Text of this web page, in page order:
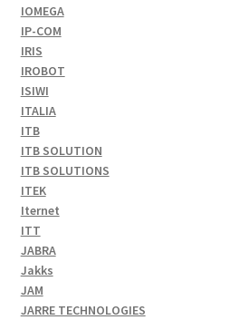
IOMEGA
IP-COM
IRIS
IROBOT
ISIWI
ITALIA
ITB
ITB SOLUTION
ITB SOLUTIONS
ITEK
Iternet
ITT
JABRA
Jakks
JAM
JARRE TECHNOLOGIES